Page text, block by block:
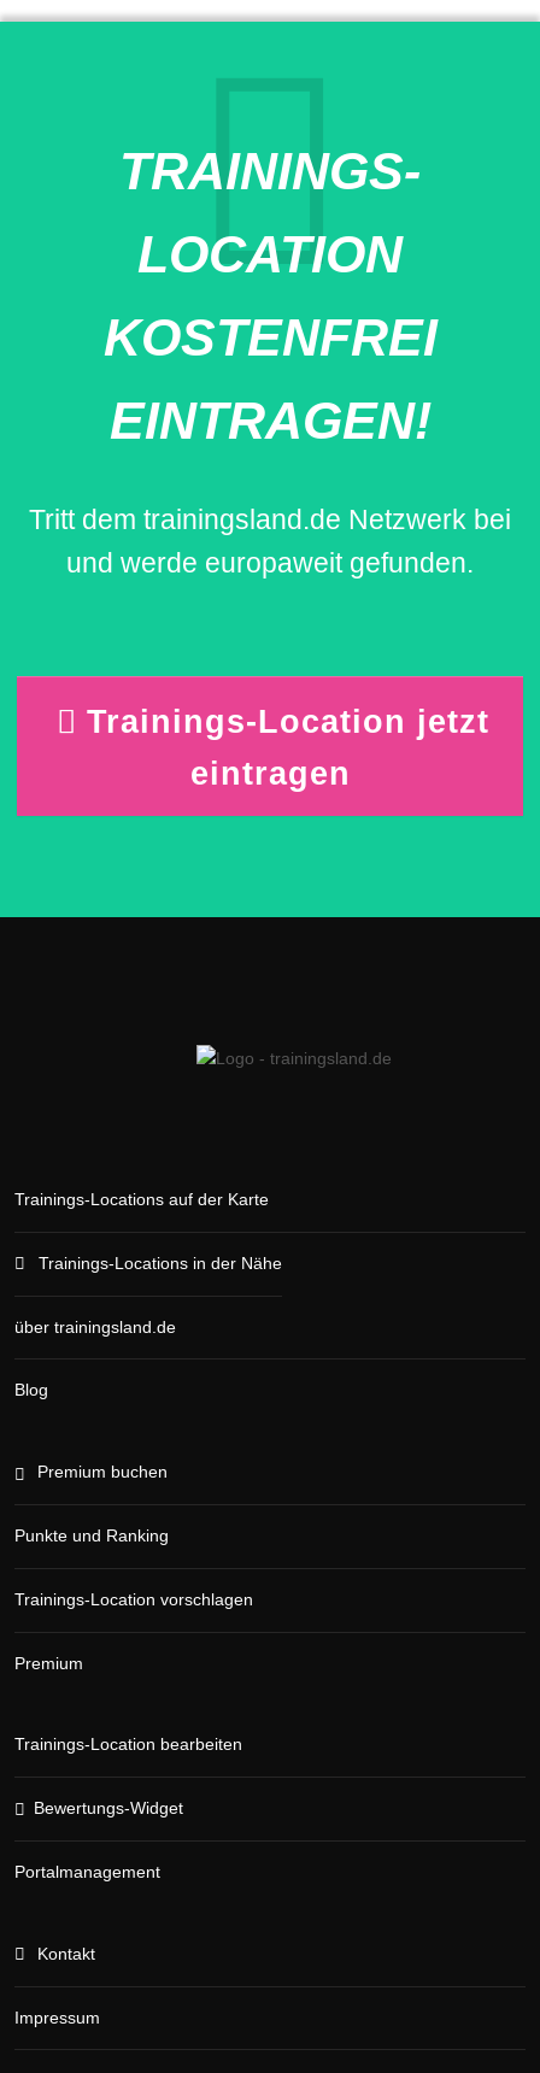
TRAININGS-
LOCATION
KOSTENFREI
EINTRAGEN!
Tritt dem trainingsland.de Netzwerk bei
und werde europaweit gefunden.
Trainings-Location jetzt
eintragen
Trainings-Locations auf der Karte
Trainings-Locations in der Nähe
über trainingsland.de
Blog
Premium buchen
Punkte und Ranking
Trainings-Location vorschlagen
Premium
Trainings-Location bearbeiten
Bewertungs-Widget
Portalmanagement
Kontakt
Impressum